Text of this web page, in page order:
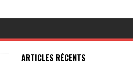
ARTICLES RÉCENTS